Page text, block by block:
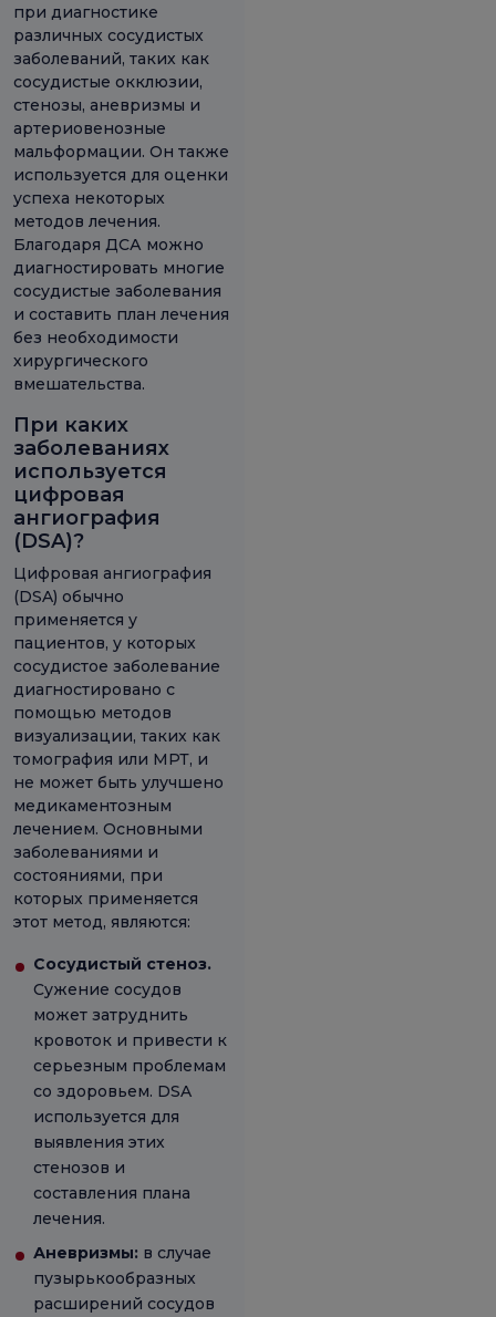
при диагностике
различных сосудистых
заболеваний, таких как
сосудистые окклюзии,
стенозы, аневризмы и
артериовенозные
мальформации. Он также
используется для оценки
успеха некоторых
методов лечения.
Благодаря ДСА можно
диагностировать многие
сосудистые заболевания
и составить план лечения
без необходимости
хирургического
вмешательства.
При каких
заболеваниях
используется
цифровая
ангиография
(DSA)?
Цифровая ангиография
(DSA) обычно
применяется у
пациентов, у которых
сосудистое заболевание
диагностировано с
помощью методов
визуализации, таких как
томография или МРТ, и
не может быть улучшено
медикаментозным
лечением. Основными
заболеваниями и
состояниями, при
которых применяется
этот метод, являются:
Сосудистый стеноз.
Сужение сосудов
может затруднить
кровоток и привести к
серьезным проблемам
со здоровьем. DSA
используется для
выявления этих
стенозов и
составления плана
лечения.
Аневризмы: в случае
пузырькообразных
расширений сосудов